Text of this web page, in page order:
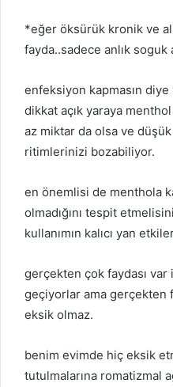
*eğer öksürük kronik ve
fayda..sadece anlık soguk
enfeksiyon kapmasın
dikkat açık yaraya
az miktar da olsa ve
ritimlerinizi bozabiliyor.
en önemlisi de menthola
olmadığını tespit
kullanımın kalıcı yan
gerçekten çok faydası
geçiyorlar ama gerçekten
eksik olmaz.
benim evimde hiç eksik
tutulmalarına romatizmal